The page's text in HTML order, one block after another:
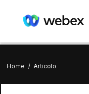
Home / Articolo